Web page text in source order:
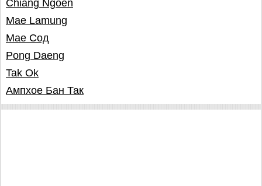
Chiang Ngoen
Mae Lamung
Mae Сод
Pong Daeng
Tak Ok
Ампхое Бан Так